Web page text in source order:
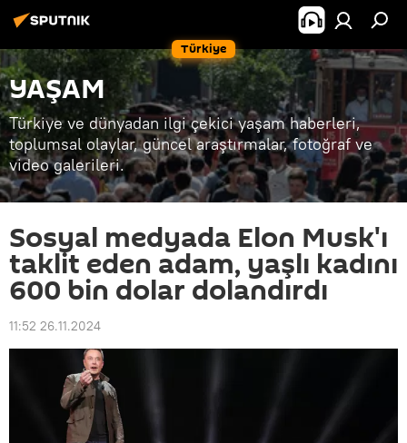
Türkiye
YAŞAM
Türkiye ve dünyadan ilgi çekici yaşam haberleri,
toplumsal olaylar, güncel araştırmalar, fotoğraf ve
video galerileri.
Sosyal medyada Elon Musk'ı
taklit eden adam, yaşlı kadını
600 bin dolar dolandırdı
11:52 26.11.2024